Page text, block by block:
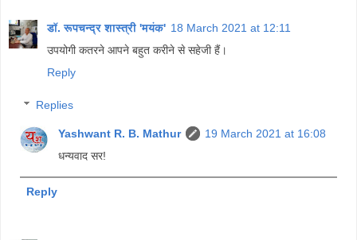
डॉ. रूपचन्द्र शास्त्री 'मयंक' 18 March 2021 at 12:11
उपयोगी कतरने आपने बहुत करीने से सहेजी हैं।
Reply
Replies
Yashwant R. B. Mathur
19 March 2021 at 16:08
धन्यवाद सर!
Reply